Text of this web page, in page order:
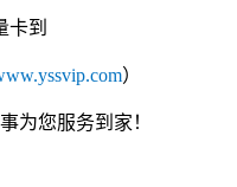
卡到
）
为您服务到家！